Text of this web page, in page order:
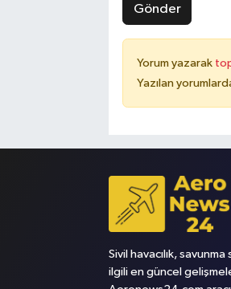
Gönder
Yorum yazarak
Yazılan
Sivil havacılık,
ilgili en güncel